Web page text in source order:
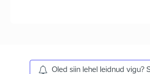
Oled siin lehel leidnud vigu?